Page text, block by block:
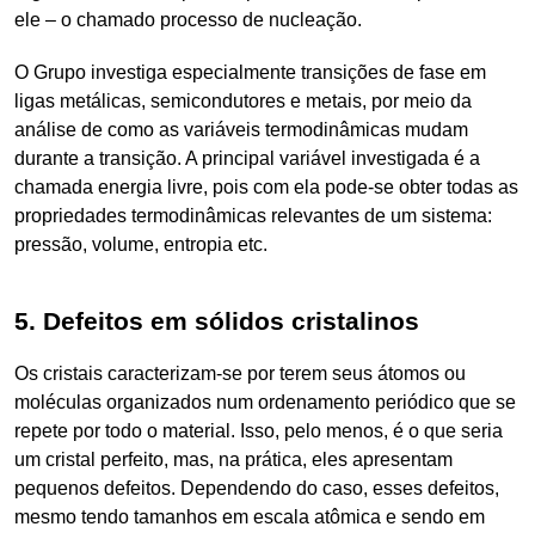
ele – o chamado processo de nucleação.
O Grupo investiga especialmente transições de fase em
ligas metálicas, semicondutores e metais, por meio da
análise de como as variáveis termodinâmicas mudam
durante a transição. A principal variável investigada é a
chamada energia livre, pois com ela pode-se obter todas as
propriedades termodinâmicas relevantes de um sistema:
pressão, volume, entropia etc.
5. Defeitos em sólidos cristalinos
Os cristais caracterizam-se por terem seus átomos ou
moléculas organizados num ordenamento periódico que se
repete por todo o material. Isso, pelo menos, é o que seria
um cristal perfeito, mas, na prática, eles apresentam
pequenos defeitos. Dependendo do caso, esses defeitos,
mesmo tendo tamanhos em escala atômica e sendo em